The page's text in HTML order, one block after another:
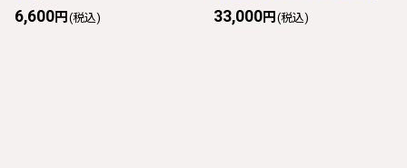
6,600円 (税込) 33,000円 (税込)